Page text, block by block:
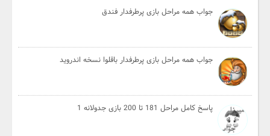
جواب همه مراحل بازی پرطرفدار فندق
جواب همه مراحل بازی پرطرفدار باقلوا نسخه اندروید
پاسخ کامل مراحل 181 تا 200 بازی جدولانه 1